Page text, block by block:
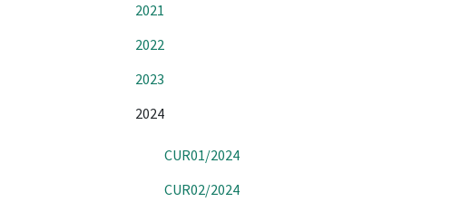
2021
2022
2023
2024
CUR01/2024
CUR02/2024